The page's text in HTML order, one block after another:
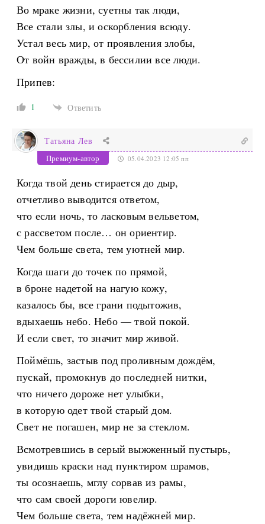
Во мраке жизни, суетны так люди,
Все стали злы, и оскорбления всюду.
Устал весь мир, от проявления злобы,
От войн вражды, в бессилии все люди.
Припев:
1 Ответить
Татьяна Лев
Премиум-автор 05.04.2023 12:05 пп
Когда твой день стирается до дыр,
отчетливо выводится ответом,
что если ночь, то ласковым вельветом,
с рассветом после… он ориентир.
Чем больше света, тем уютней мир.
Когда шаги до точек по прямой,
в броне надетой на нагую кожу,
казалось бы, все грани подытожив,
вдыхаешь небо. Небо — твой покой.
И если свет, то значит мир живой.
Поймёшь, застыв под проливным дождём,
пускай, промокнув до последней нитки,
что ничего дороже нет улыбки,
в которую одет твой старый дом.
Свет не погашен, мир не за стеклом.
Всмотревшись в серый выжженный пустырь,
увидишь краски над пунктиром шрамов,
ты осознаешь, мглу сорвав из рамы,
что сам своей дороги ювелир.
Чем больше света, тем надёжней мир.